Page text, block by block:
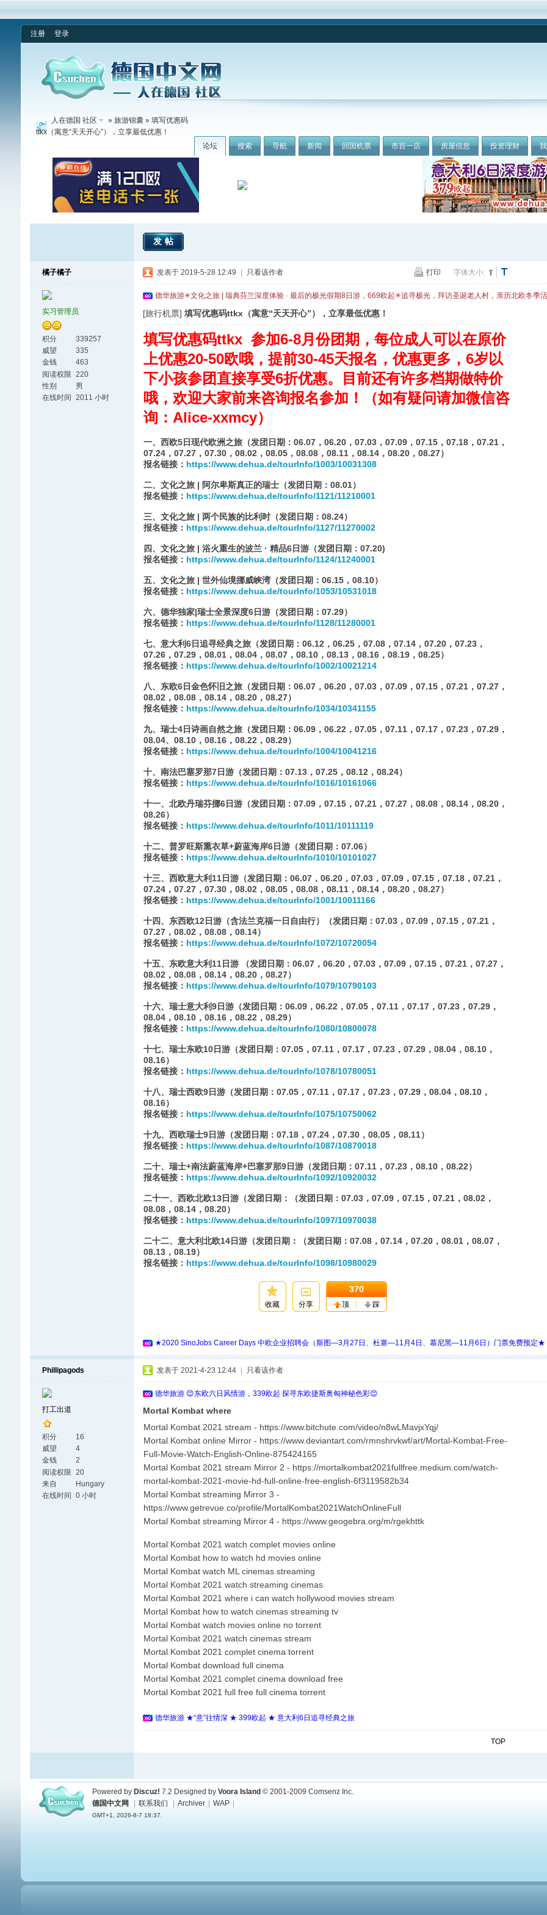
注册 登录
论坛 搜索 导航 新闻 回国机票 市百一店 房屋信息 投资理财
人在德国 社区 » 旅游锦囊» 填写优惠码
ttkx（寓意“天天开心”），立享最低优惠！
发帖
橘子橘子
实习管理员
积分
339257
威望
335
金钱
463
阅读权限 220
性别
男
在线时间
2011 小时
打印 字体大小:
发表于 2019-5-28 12:49 只看该作者
德华旅游✳文化之旅 | 瑞典芬兰深度体验 · 最后的极光假期8日游，669欧起✳追寻极光，拜访圣诞老人村，亲历北欧冬季
[旅行机票] 填写优惠码ttkx（寓意“天天开心”），立享最低优惠！
填写优惠码ttkx 参加6-8月份团期，每位成人可以在原价
上优惠20-50欧哦，提前30-45天报名，优惠更多，6岁以
下小孩参团直接享受6折优惠。目前还有许多档期做特价
哦，欢迎大家前来咨询报名参加！（如有疑问请加微信咨
询：Alice-xxmcy）
一、西欧5日现代欧洲之旅（发团日期：06.07，06.20，07.03，07.09，07.15，07.18，07.21，
07.24，07.27，07.30，08.02，08.05，08.08，08.11，08.14，08.20，08.27）
报名链接： https://www.dehua.de/tourInfo/1003/10031308
二、文化之旅 | 阿尔卑斯真正的瑞士（发团日期：08.01）
报名链接： https://www.dehua.de/tourInfo/1121/11210001
三、文化之旅 | 两个民族的比利时（发团日期：08.24）
报名链接： https://www.dehua.de/tourInfo/1127/11270002
四、文化之旅 | 浴火重生的波兰 · 精品6日游（发团日期：07.20)
报名链接： https://www.dehua.de/tourInfo/1124/11240001
五、文化之旅 | 世外仙境挪威峡湾（发团日期：06.15，08.10）
报名链接： https://www.dehua.de/tourInfo/1053/10531018
六、德华独家|瑞士全景深度6日游（发团日期：07.29）
报名链接： https://www.dehua.de/tourInfo/1128/11280001
七、意大利6日追寻经典之旅（发团日期：06.12，06.25，07.08，07.14，07.20，07.23，
07.26，07.29，08.01，08.04，08.07，08.10，08.13，08.16，08.19，08.25）
报名链接： https://www.dehua.de/tourInfo/1002/10021214
八、东欧6日金色怀旧之旅（发团日期：06.07，06.20，07.03，07.09，07.15，07.21，07.27，
08.02，08.08，08.14，08.20，08.27）
报名链接： https://www.dehua.de/tourInfo/1034/10341155
九、瑞士4日诗画自然之旅（发团日期：06.09，06.22，07.05，07.11，07.17，07.23，07.29，
08.04、08.10，08.16，08.22，08.29）
报名链接： https://www.dehua.de/tourInfo/1004/10041216
十、南法巴塞罗那7日游（发团日期：07.13，07.25，08.12，08.24）
报名链接： https://www.dehua.de/tourInfo/1016/10161066
十一、北欧丹瑞芬挪6日游（发团日期：07.09，07.15，07.21，07.27，08.08，08.14，08.20，
08.26）
报名链接： https://www.dehua.de/tourInfo/1011/10111119
十二、普罗旺斯熏衣草+蔚蓝海岸6日游（发团日期：07.06）
报名链接： https://www.dehua.de/tourInfo/1010/10101027
十三、西欧意大利11日游（发团日期：06.07，06.20，07.03，07.09，07.15，07.18，07.21，
07.24，07.27，07.30，08.02，08.05，08.08，08.11，08.14，08.20，08.27）
报名链接： https://www.dehua.de/tourInfo/1001/10011166
十四、东西欧12日游（含法兰克福一日自由行）（发团日期：07.03，07.09，07.15，07.21，
07.27，08.02，08.08，08.14）
报名链接： https://www.dehua.de/tourInfo/1072/10720054
十五、东欧意大利11日游 （发团日期：06.07，06.20，07.03，07.09，07.15，07.21，07.27，
08.02，08.08，08.14，08.20，08.27）
报名链接： https://www.dehua.de/tourInfo/1079/10790103
十六、瑞士意大利9日游（发团日期：06.09，06.22，07.05，07.11，07.17，07.23，07.29，
08.04，08.10，08.16，08.22，08.29）
报名链接： https://www.dehua.de/tourInfo/1080/10800078
十七、瑞士东欧10日游（发团日期：07.05，07.11，07.17，07.23，07.29，08.04，08.10，
08.16）
报名链接： https://www.dehua.de/tourInfo/1078/10780051
十八、瑞士西欧9日游（发团日期：07.05，07.11，07.17，07.23，07.29，08.04，08.10，
08.16）
报名链接： https://www.dehua.de/tourInfo/1075/10750062
十九、西欧瑞士9日游（发团日期：07.18，07.24，07.30，08.05，08.11）
报名链接： https://www.dehua.de/tourInfo/1087/10870018
二十、瑞士+南法蔚蓝海岸+巴塞罗那9日游（发团日期：07.11，07.23，08.10，08.22）
报名链接： https://www.dehua.de/tourInfo/1092/10920032
二十一、西欧北欧13日游（发团日期：（发团日期：07.03，07.09，07.15，07.21，08.02，
08.08，08.14，08.20）
报名链接： https://www.dehua.de/tourInfo/1097/10970038
二十二、意大利北欧14日游（发团日期：（发团日期：07.08，07.14，07.20，08.01，08.07，
08.13，08.19）
报名链接： https://www.dehua.de/tourInfo/1098/10980029
收藏 分享
370
顶 踩
★2020 SinoJobs Career Days 中欧企业招聘会（斯图—3月27日、杜塞—11月4日、慕尼黑—11月6日）门票免费预定★
Phillipagods
打工出道
积分
16
威望
4
金钱
2
阅读权限 20
来自
Hungary
在线时间
0 小时
发表于 2021-4-23 12:44 只看该作者
德华旅游 😊东欧六日风情游，339欧起 探寻东欧捷斯奥匈神秘色彩😊
Mortal Kombat where
Mortal Kombat 2021 stream - https://www.bitchute.com/video/n8wLMavjxYqj/
Mortal Kombat online Mirror - https://www.deviantart.com/rmnshrvkwf/art/Mortal-Kombat-Free-
Full-Movie-Watch-English-Online-875424165
Mortal Kombat 2021 stream Mirror 2 - https://mortalkombat2021fullfree.medium.com/watch-
mortal-kombat-2021-movie-hd-full-online-free-english-6f3119582b34
Mortal Kombat streaming Mirror 3 -
https://www.getrevue.co/profile/MortalKombat2021WatchOnlineFull
Mortal Kombat streaming Mirror 4 - https://www.geogebra.org/m/rgekhttk
Mortal Kombat 2021 watch complet movies online
Mortal Kombat how to watch hd movies online
Mortal Kombat watch ML cinemas streaming
Mortal Kombat 2021 watch streaming cinemas
Mortal Kombat 2021 where i can watch hollywood movies stream
Mortal Kombat how to watch cinemas streaming tv
Mortal Kombat watch movies online no torrent
Mortal Kombat 2021 watch cinemas stream
Mortal Kombat 2021 complet cinema torrent
Mortal Kombat download full cinema
Mortal Kombat 2021 complet cinema download free
Mortal Kombat 2021 full free full cinema torrent
德华旅游 ★“意”往情深 ★ 399欧起 ★ 意大利6日追寻经典之旅
TOP
Powered by Discuz! 7.2 Designed by Voora Island © 2001-2009 Comsenz Inc.
德国中文网
联系我们 Archiver WAP
GMT+1, 2026-8-7 18:37.